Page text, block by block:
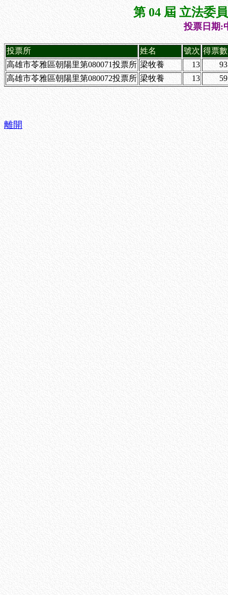
第 04 屆 立法委
投票日期:
投票所 姓名 號次 得票數
高雄市苓雅區朝陽里第080071投票所 梁牧養 13
93
高雄市苓雅區朝陽里第080072投票所 梁牧養 13 59
離開